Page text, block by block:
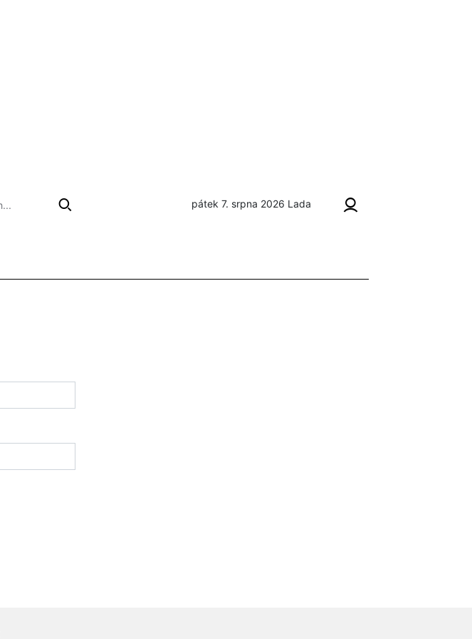
pátek 7. srpna 2026 Lada